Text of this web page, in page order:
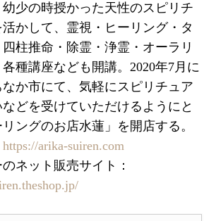
少の時授かった天性のスピリチ
かして、霊視・ヒーリング・タ
柱推命・除霊・浄霊・オーラリ
種講座なども開講。2020年7月に
か市にて、気軽にスピリチュア
どを受けていただけるようにと
リングのお店水蓮」を開店する。
https://arika-suiren.com
ネット販売サイト：